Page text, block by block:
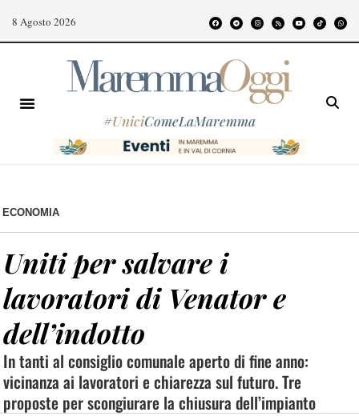
8 Agosto 2026
#UniciComeLaMaremma
ECONOMIA
Uniti per salvare i
lavoratori di Venator e
dell’indotto
In tanti al consiglio comunale aperto di fine anno:
vicinanza ai lavoratori e chiarezza sul futuro. Tre
proposte per scongiurare la chiusura dell’impianto